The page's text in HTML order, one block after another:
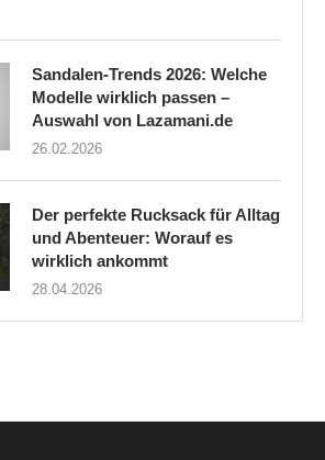
Sandalen-Trends 2026: Welche
Modelle wirklich passen –
Auswahl von Lazamani.de
26.02.2026
Der perfekte Rucksack für Alltag
und Abenteuer: Worauf es
wirklich ankommt
28.04.2026